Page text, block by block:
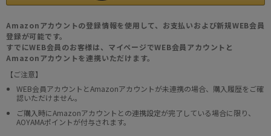
Amazonアカウントの登録情報を使用して、お支払いおよび新規WEB会員
登録が可能です。
すでにWEB会員のお客様は、マイページでWEB会員アカウントと
Amazonアカウントを連携いただけます。
【ご注意】
WEB会員アカウントとAmazonアカウントが未連携の場合、購入履歴をご確
認いただけません。
ご購入時にAmazonアカウントとの連携設定が完了している場合に限り、
AOYAMAポイントが付与されます。